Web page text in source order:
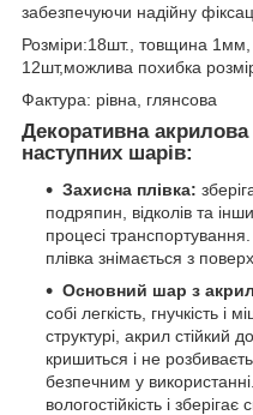
забезпечуючи надійну
Розміри:18шт., товщина
12шт,можлива похибка
Фактура: рівна, глянсова
Декоративна акрилова
наступних шарів:
Захисна плівка:
подряпин, відколів та
процесі
плівка знімається з
Основний шар з
собі легкість, гнучкість і
структурі, акрил стійкий
кришиться і не
безпечним у
вологостійкість і